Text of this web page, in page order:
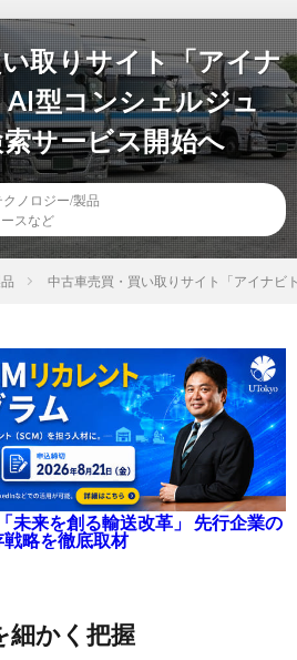
取りサイト「アイナ
型コンシェルジュ
サービス開始へ
クノロジー/製品
スなど
中古車売買・買い取りサイト「アイナビ
未来を創る輸送改革」 先行企業の
戦略を徹底取材
細かく把握